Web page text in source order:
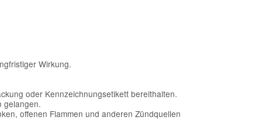
Wirkung.
oder Kennzeichnungsetikett bereithalten.
gelangen.
offenen Flammen und anderen Zündquellen